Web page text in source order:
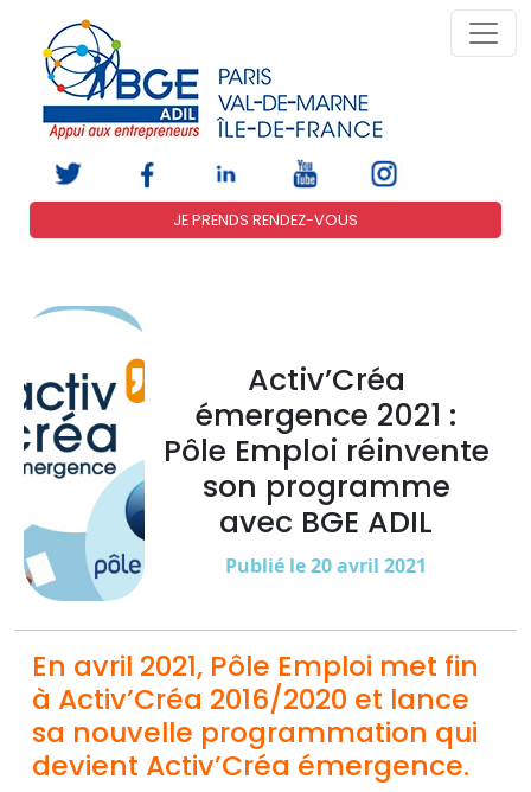
JE PRENDS RENDEZ-VOUS
Activ’Créa
émergence 2021 :
Pôle Emploi réinvente
son programme
avec BGE ADIL
Publié le 20 avril 2021
En avril 2021, Pôle Emploi met fin
à Activ’Créa 2016/2020 et lance
sa nouvelle programmation qui
devient Activ’Créa émergence.